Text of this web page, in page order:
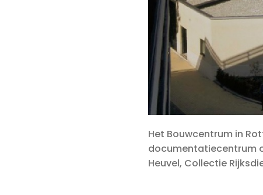
Het Bouwcentrum in
documentatiecentrum
Heuvel, Collectie